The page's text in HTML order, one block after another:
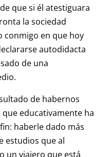
que si él atestiguara
la sociedad
conmigo en que hoy
autodidacta
de una
de habernos
educativamente ha
haberle dado más
estudios que al
un viajero que está